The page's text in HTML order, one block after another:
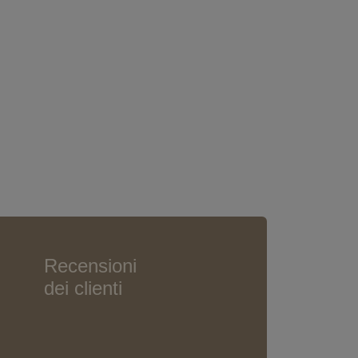
Recensioni
dei clienti